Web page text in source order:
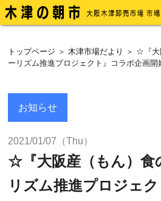
トップページ ＞木津市場だより
＞ ☆『大
ーリズム推進プロジェクト』コラボ企画
お知らせ
2021/01/07（Thu）
☆『大阪産（もん）食
リズム推進プロジェ